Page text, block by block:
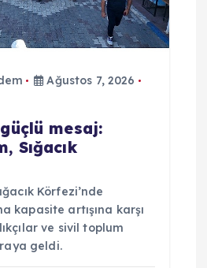
Ağustos 7, 2026
güçlü mesaj:
Sığacık
Körfezi’nde
kapasite artışına karşı
ve sivil toplum
geldi.